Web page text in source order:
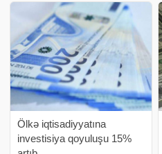
investisiya qoyuluşu - 100
MİLYON DOLLARA YAXIN
AZALIB. biznes və maliyyə
xəbərləri portal
Ölkə iqtisadiyyatına
investisiya qoyuluşu 15%